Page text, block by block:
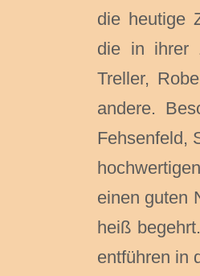
die heutige
die in ihrer
Treller,
andere.
Fehsenfeld,
einen guten
heiß
entführen in